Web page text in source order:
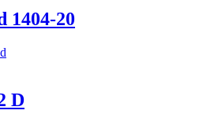
1404-20
D